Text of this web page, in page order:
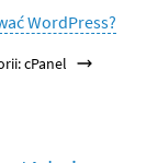
WordPress?
cPanel